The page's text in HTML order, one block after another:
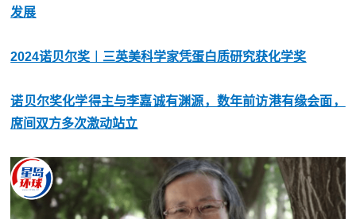
发展
2024诺贝尔奖︱三英美科学家凭蛋白质研究获化学奖
诺贝尔奖化学得主与李嘉诚有渊源，数年前访港有缘会面，
席间双方多次激动站立